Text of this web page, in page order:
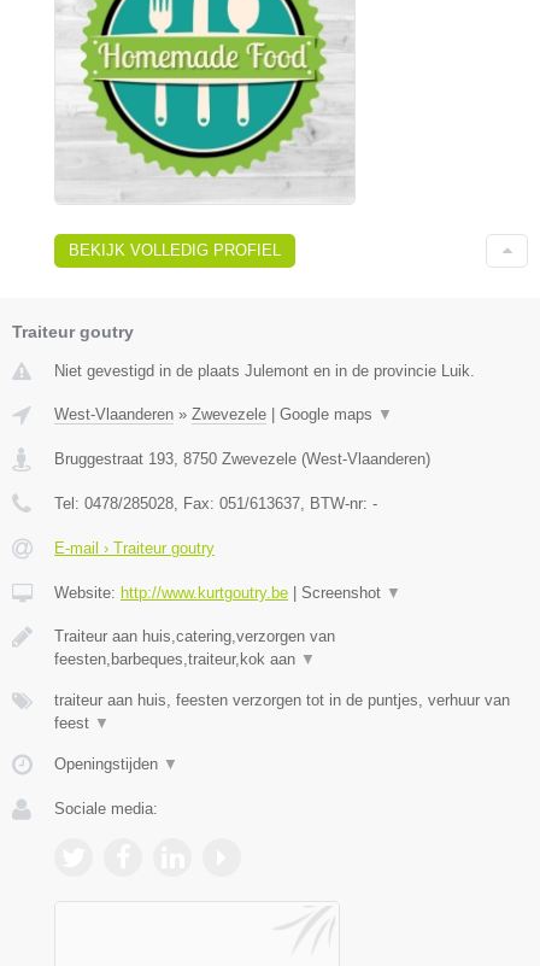
BEKIJK VOLLEDIG PROFIEL
Traiteur goutry
Niet gevestigd in de plaats Julemont en in de provincie Luik.
West-Vlaanderen » Zwevezele | Google maps ▼
Bruggestraat 193 8750 Zwevezele (West-Vlaanderen)
Tel: 0478/285028 , Fax: 051/613637 , BTW-nr: -
E-mail › Traiteur goutry
Website: http://www.kurtgoutry.be | Screenshot ▼
Traiteur aan huis,catering,verzorgen van
feesten,barbeques,traiteur,kok aan ▼
traiteur aan huis, feesten verzorgen tot in de puntjes, verhuur van
feest ▼
Openingstijden ▼
Sociale media: